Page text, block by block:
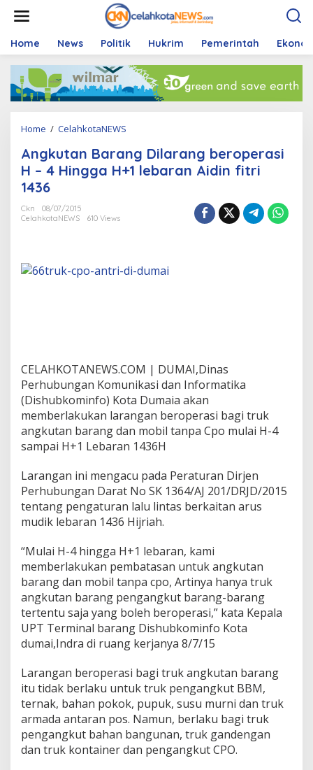
t
Home News Politik Hukrim Pemerintah
Home / CelahkotaNEWS
g
k
a
a
n
g
b
e
r
o
r
a
s
i
4
H
i
n
g
a
H
1
e
b
a
r
a
n
Angkutan Barang Dilarang beroperasi
H – 4 Hingga H+1 lebaran Aidin fitri
1436
Ckn
08/07/2015
CelahkotaNEWS
610 Views
CELAHKOTANEWS.COM | DUMAI,Dinas
Perhubungan Komunikasi dan Informatika
(Dishubkominfo) Kota Dumaia akan
memberlakukan larangan beroperasi bagi truk
angkutan barang dan mobil tanpa Cpo mulai H-4
sampai H+1 Lebaran 1436H
Larangan ini mengacu pada Peraturan Dirjen
Perhubungan Darat No SK 1364/AJ 201/DRJD/2015
tentang pengaturan lalu lintas berkaitan arus
mudik lebaran 1436 Hijriah.
“Mulai H-4 hingga H+1 lebaran, kami
memberlakukan pembatasan untuk angkutan
barang dan mobil tanpa cpo, Artinya hanya truk
angkutan barang pengangkut barang-barang
tertentu saja yang boleh beroperasi,” kata Kepala
UPT Terminal barang Dishubkominfo Kota
dumai,Indra di ruang kerjanya 8/7/15
Larangan beroperasi bagi truk angkutan barang
itu tidak berlaku untuk truk pengangkut BBM,
ternak, bahan pokok, pupuk, susu murni dan truk
armada antaran pos. Namun, berlaku bagi truk
pengangkut bahan bangunan, truk gandengan
dan truk kontainer dan pengangkut CPO.